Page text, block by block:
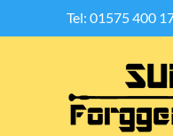
Tel: 01575 400